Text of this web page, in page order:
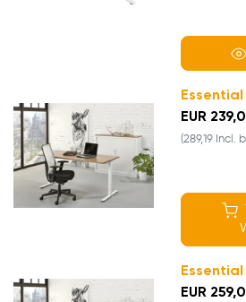
EUR
(289,19 Incl.
EUR